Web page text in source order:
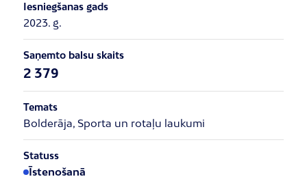
Iesniegšanas gads
2023. g.
Saņemto balsu skaits
2 379
Temats
Bolderāja, Sporta un rotaļu laukumi
Statuss
Īstenošanā